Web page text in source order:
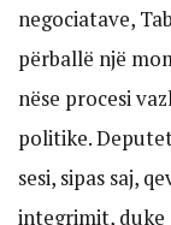
negociatave,
përballë një
nëse procesi
politike.
sesi, sipas saj,
integrimit, duke